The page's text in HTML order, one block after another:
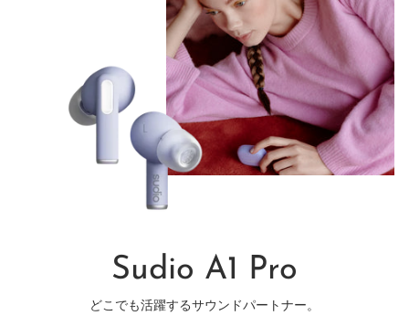
Sudio A1 Pro
どこでも活躍するサウンドパートナー。